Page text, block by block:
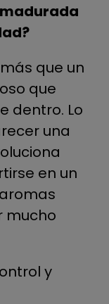
que un
que
dentro. Lo
una
en un
mucho
y